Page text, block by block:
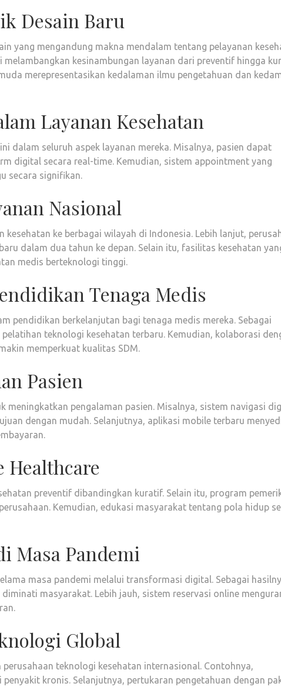
Desain Baru
yang mengandung makna mendalam tentang pelayanan
kesinambungan layanan dari preventif hingga
merepresentasikan kedalaman ilmu pengetahuan dan
Layanan Kesehatan
dalam seluruh aspek layanan mereka. Misalnya, pasien dapat
digital secara real-time. Kemudian, sistem appointment yang
secara signifikan.
Nasional
ke berbagai wilayah di Indonesia. Lebih lanjut,
dalam dua tahun ke depan. Selain itu, fasilitas kesehatan
medis berteknologi tinggi.
Tenaga Medis
pendidikan berkelanjutan bagi tenaga medis mereka. Sebagai
teknologi kesehatan terbaru. Kemudian, kolaborasi
memperkuat kualitas SDM.
Pasien
meningkatkan pengalaman pasien. Misalnya, sistem navigasi
dengan mudah. Selanjutnya, aplikasi mobile terbaru
Healthcare
preventif dibandingkan kuratif. Selain itu, program
Kemudian, edukasi masyarakat tentang pola hidup
Masa Pandemi
masa pandemi melalui transformasi digital. Sebagai
masyarakat. Lebih jauh, sistem reservasi online
Global
teknologi kesehatan internasional. Contohnya,
kronis. Selanjutnya, pertukaran pengetahuan dengan